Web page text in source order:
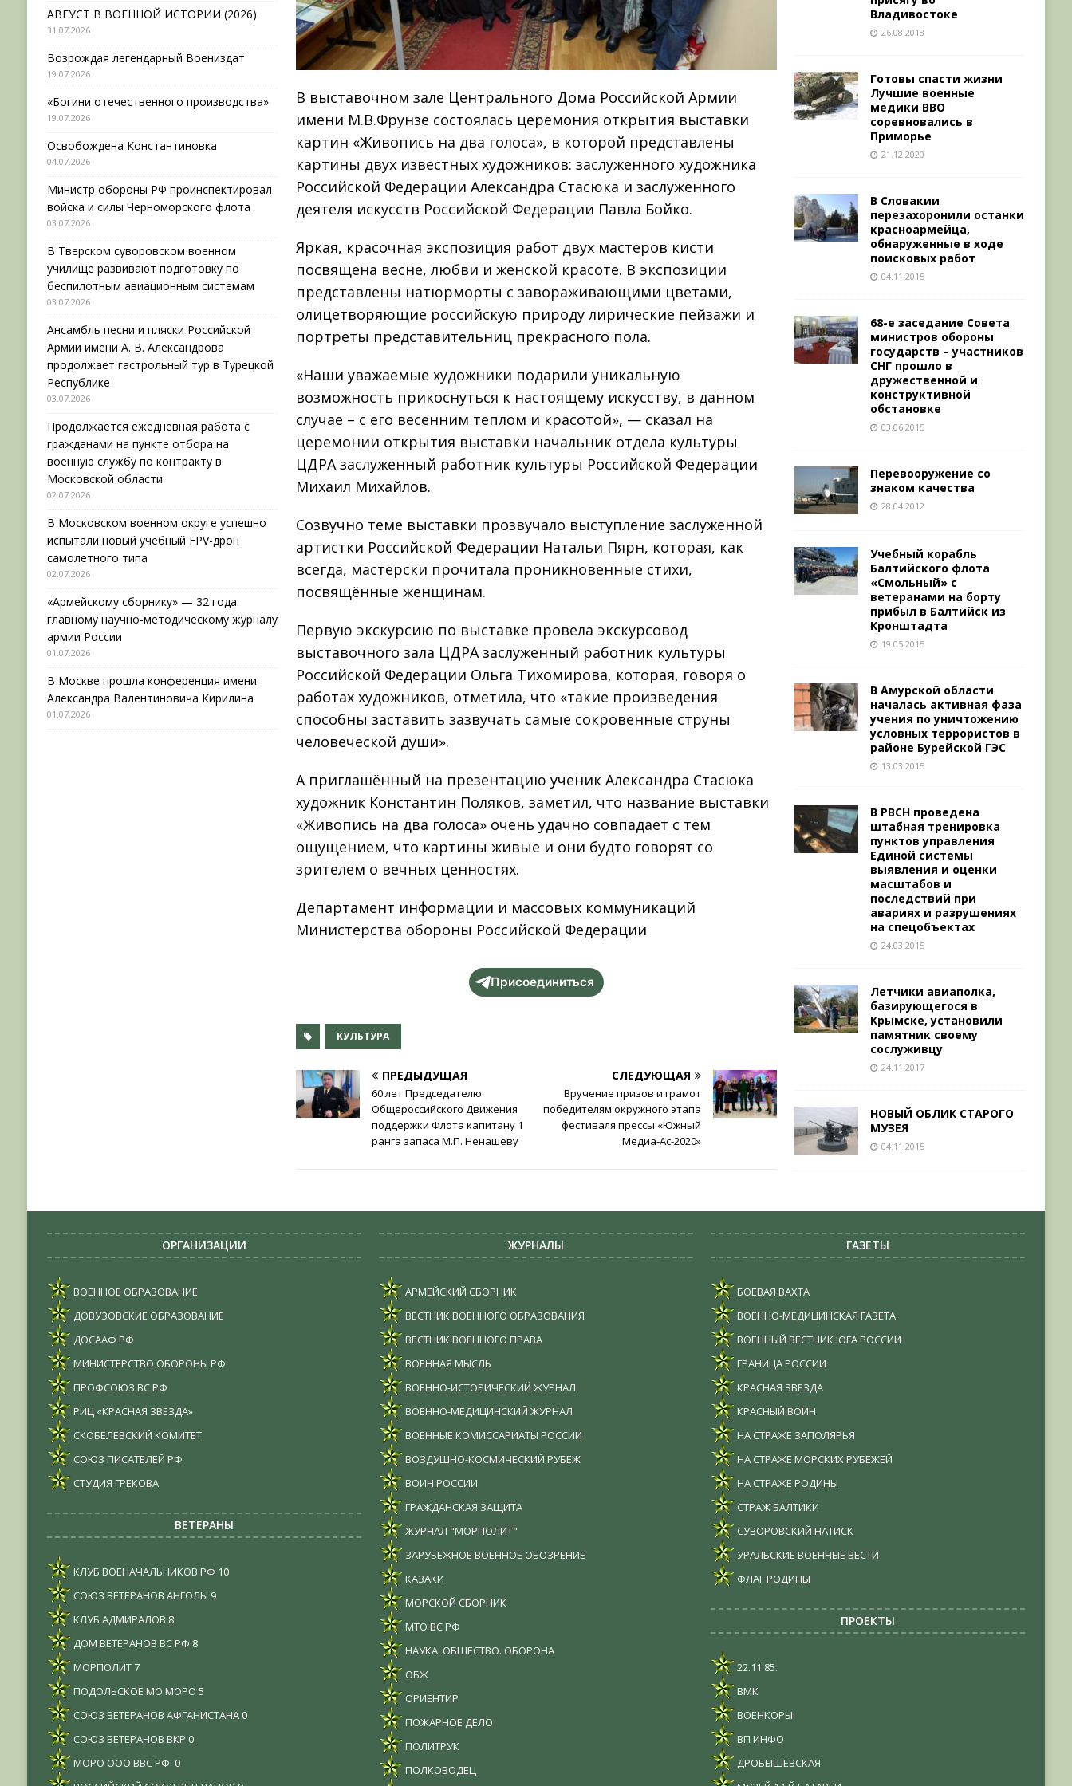
В выставочном зале Центрального Дома Российской Армии
имени М.В.Фрунзе состоялась церемония открытия выставки
картин «Живопись на два голоса», в которой представлены
картины двух известных художников: заслуженного художника
Российской Федерации Александра Стасюка и заслуженного
деятеля искусств Российской Федерации Павла Бойко.
Яркая, красочная экспозиция работ двух мастеров кисти
посвящена весне, любви и женской красоте. В экспозиции
представлены натюрморты с завораживающими цветами,
олицетворяющие российскую природу лирические пейзажи и
портреты представительниц прекрасного пола.
«Наши уважаемые художники подарили уникальную
возможность прикоснуться к настоящему искусству, в данном
случае – с его весенним теплом и красотой», — сказал на
церемонии открытия выставки начальник отдела культуры
ЦДРА заслуженный работник культуры Российской Федерации
Михаил Михайлов.
Созвучно теме выставки прозвучало выступление заслуженной
артистки Российской Федерации Натальи Пярн, которая, как
всегда, мастерски прочитала проникновенные стихи,
посвящённые женщинам.
Первую экскурсию по выставке провела экскурсовод
выставочного зала ЦДРА заслуженный работник культуры
Российской Федерации Ольга Тихомирова, которая, говоря о
работах художников, отметила, что «такие произведения
способны заставить зазвучать самые сокровенные струны
человеческой души».
А приглашённый на презентацию ученик Александра Стасюка
художник Константин Поляков, заметил, что название выставки
«Живопись на два голоса» очень удачно совпадает с тем
ощущением, что картины живые и они будто говорят со
зрителем о вечных ценностях.
Департамент информации и массовых коммуникаций
Министерства обороны Российской Федерации
Присоединиться
КУЛЬТУРА
ПРЕДЫДУЩАЯ
60 лет Председателю
Общероссийского Движения
поддержки Флота капитану 1
ранга запаса М.П. Ненашеву
СЛЕДУЮЩАЯ
Вручение призов и грамот
победителям окружного этапа
фестиваля прессы «Южный
Медиа-Ас-2020»
АВГУСТ В ВОЕННОЙ ИСТОРИИ (2026)
31.07.2026
Возрождая легендарный Воениздат
19.07.2026
«Богини отечественного производства»
19.07.2026
Освобождена Константиновка
04.07.2026
Министр обороны РФ проинспектировал
войска и силы Черноморского флота
03.07.2026
В Тверском суворовском военном
училище развивают подготовку по
беспилотным авиационным системам
03.07.2026
Ансамбль песни и пляски Российской
Армии имени А. В. Александрова
продолжает гастрольный тур в Турецкой
Республике
03.07.2026
Продолжается ежедневная работа с
гражданами на пункте отбора на
военную службу по контракту в
Московской области
02.07.2026
В Московском военном округе успешно
испытали новый учебный FPV-дрон
самолетного типа
02.07.2026
«Армейскому сборнику» — 32 года:
главному научно-методическому журналу
армии России
01.07.2026
В Москве прошла конференция имени
Александра Валентиновича Кирилина
01.07.2026
Владивостоке
26.08.2018
Готовы спасти жизни
Лучшие военные
медики ВВО
соревновались в
Приморье
21.12.2020
В Словакии
перезахоронили останки
красноармейца,
обнаруженные в ходе
поисковых работ
04.11.2015
68-е заседание Совета
министров обороны
государств – участников
СНГ прошло в
дружественной и
конструктивной
обстановке
03.06.2015
Перевооружение со
знаком качества
28.04.2012
Учебный корабль
Балтийского флота
«Смольный» с
ветеранами на борту
прибыл в Балтийск из
Кронштадта
19.05.2015
В Амурской области
началась активная фаза
учения по уничтожению
условных террористов в
районе Бурейской ГЭС
13.03.2015
В РВСН проведена
штабная тренировка
пунктов управления
Единой системы
выявления и оценки
масштабов и
последствий при
авариях и разрушениях
на спецобъектах
24.03.2015
Летчики авиаполка,
базирующегося в
Крымске, установили
памятник своему
сослуживцу
24.11.2017
НОВЫЙ ОБЛИК СТАРОГО
МУЗЕЯ
04.11.2015
ОРГАНИЗАЦИИ
ВОЕННОЕ ОБРАЗОВАНИЕ
ДОВУЗОВСКИЕ ОБРАЗОВАНИЕ
ДОСААФ РФ
МИНИСТЕРСТВО ОБОРОНЫ РФ
ПРОФСОЮЗ ВС РФ
РИЦ «КРАСНАЯ ЗВЕЗДА»
СКОБЕЛЕВСКИЙ КОМИТЕТ
СОЮЗ ПИСАТЕЛЕЙ РФ
СТУДИЯ ГРЕКОВА
ВЕТЕРАНЫ
КЛУБ ВОЕНАЧАЛЬНИКОВ РФ 10
СОЮЗ ВЕТЕРАНОВ АНГОЛЫ 9
КЛУБ АДМИРАЛОВ 8
ДОМ ВЕТЕРАНОВ ВС РФ 8
МОРПОЛИТ7
ПОДОЛЬСКОЕ МО МОРО 5
СОЮЗ ВЕТЕРАНОВ АФГАНИСТАНА0
СОЮЗ ВЕТЕРАНОВ ВКР 0
МОРО ООО ВВС РФ: 0
ЖУРНАЛЫ
АРМЕЙСКИЙ СБОРНИК
ВЕСТНИК ВОЕННОГО ОБРАЗОВАНИЯ
ВЕСТНИК ВОЕННОГО ПРАВА
ВОЕННАЯ МЫСЛЬ
ВОЕННО-ИСТОРИЧЕСКИЙ ЖУРНАЛ
ВОЕННО-МЕДИЦИНСКИЙ ЖУРНАЛ
ВОЕННЫЕ КОМИССАРИАТЫ РОССИИ
ВОЗДУШНО-КОСМИЧЕСКИЙ РУБЕЖ
ВОИН РОССИИ
ГРАЖДАНСКАЯ ЗАЩИТА
ЖУРНАЛ "МОРПОЛИТ"
ЗАРУБЕЖНОЕ ВОЕННОЕ ОБОЗРЕНИЕ
КАЗАКИ
МОРСКОЙ СБОРНИК
МТО ВС РФ
НАУКА. ОБЩЕСТВО. ОБОРОНА
ОБЖ
ОРИЕНТИР
ПОЖАРНОЕ ДЕЛО
ПОЛИТРУК
ПОЛКОВОДЕЦ
ГАЗЕТЫ
БОЕВАЯ ВАХТА
ВОЕННО-МЕДИЦИНСКАЯ ГАЗЕТА
ВОЕННЫЙ ВЕСТНИК ЮГА РОССИИ
ГРАНИЦА РОССИИ
КРАСНАЯ ЗВЕЗДА
КРАСНЫЙ ВОИН
НА СТРАЖЕ ЗАПОЛЯРЬЯ
НА СТРАЖЕ МОРСКИХ РУБЕЖЕЙ
НА СТРАЖЕ РОДИНЫ
СТРАЖ БАЛТИКИ
СУВОРОВСКИЙ НАТИСК
УРАЛЬСКИЕ ВОЕННЫЕ ВЕСТИ
ФЛАГ РОДИНЫ
ПРОЕКТЫ
22.11.85.
ВМК
ВОЕНКОРЫ
ВП ИНФО
ДРОБЫШЕВСКАЯ